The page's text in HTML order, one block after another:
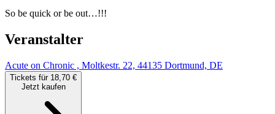
So be quick or be out…!!!
Veranstalter
Acute on Chronic , Moltkestr. 22, 44135 Dortmund, DE
Tickets für 18,70 €
Jetzt kaufen